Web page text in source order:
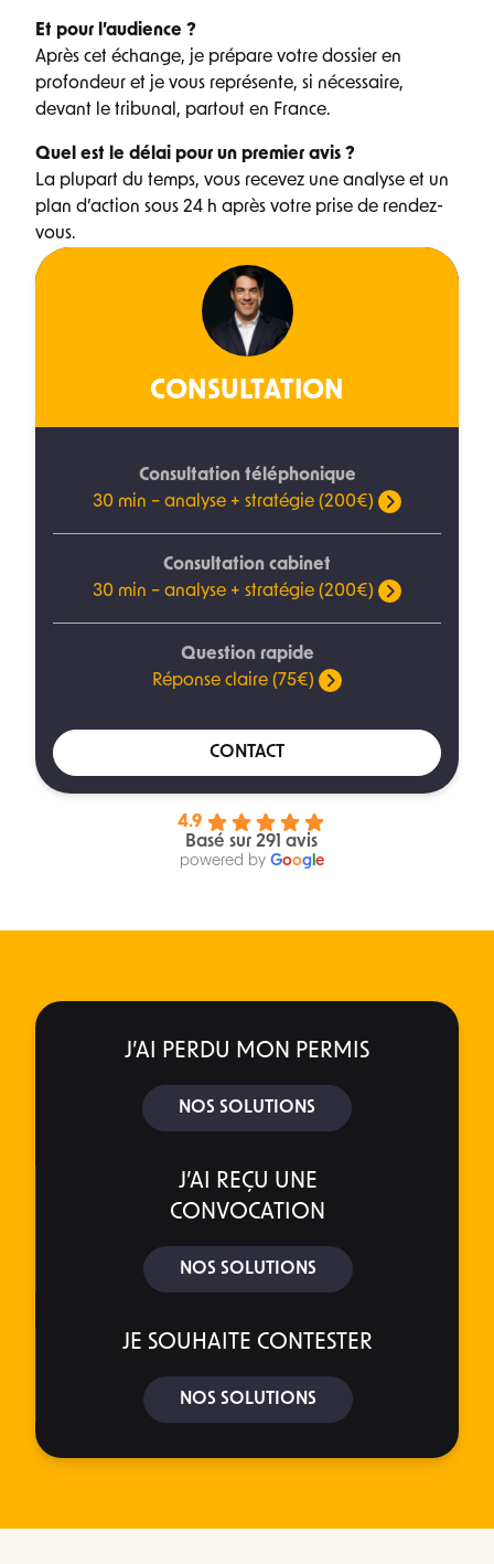
Et pour l’audience ?
Après cet échange, je prépare votre dossier en
profondeur et je vous représente, si nécessaire,
devant le tribunal, partout en France.
Quel est le délai pour un premier avis ?
La plupart du temps, vous recevez une analyse et un
plan d’action sous 24 h après votre prise de rendez-
vous.
CONSULTATION
Consultation téléphonique
30 min – analyse + stratégie (200€)
Consultation cabinet
30 min – analyse + stratégie (200€)
Question rapide
Réponse claire (75€)
CONTACT
4.9
Basé sur 291 avis
powered by Googl e
J’AI PERDU MON PERMIS
NOS SOLUTIONS
J’AI REÇU UNE
CONVOCATION
NOS SOLUTIONS
JE SOUHAITE CONTESTER
NOS SOLUTIONS